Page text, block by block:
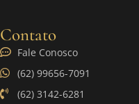
Contato
Fale Conosco
(62) 99656-7091
(62) 3142-6281